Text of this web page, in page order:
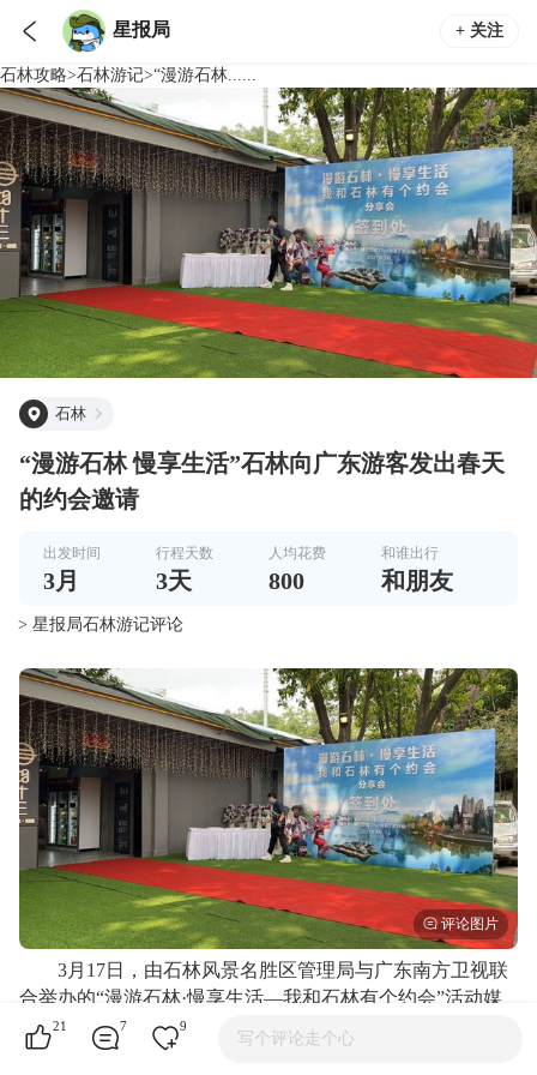
 星报局 + 关注
石林攻略>石林游记>“漫游石林......
石林
“漫游石林 慢享生活”石林向广东游客发出春天
的约会邀请
出发时间
3月
行程天数
3天
人均花费
800
和谁出行
和朋友
> 星报局石林游记评论
3月17日，由石林风景名胜区管理局与广东南方卫视联
合举办的“漫游石林·慢享生活—我和石林有个约会”活动媒
体分享会在广州隆重举行。石林风景名胜区管理局党委书
记、局长毕文祥，石林风景名胜区管理局办公室副主任陈金
21 7 9
写个评论走个心